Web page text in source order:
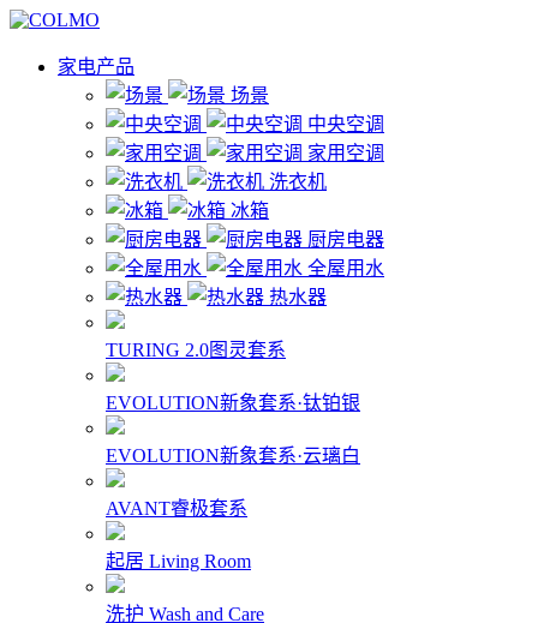
家电产品
场景
中央空调
家用空调
洗衣机
冰箱
厨房电器
全屋用水
热水器
TURING 2.0图灵套系
EVOLUTION新象套系·钛铂银
EVOLUTION新象套系·云璃白
AVANT睿极套系
起居 Living Room
洗护 Wash and Care